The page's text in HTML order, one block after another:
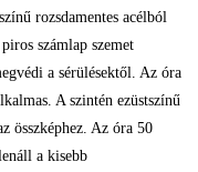
rozsdamentes acélból
számlap szemet
a sérülésektől. Az óra
A szintén ezüstszínű
összképhez. Az óra 50
a kisebb